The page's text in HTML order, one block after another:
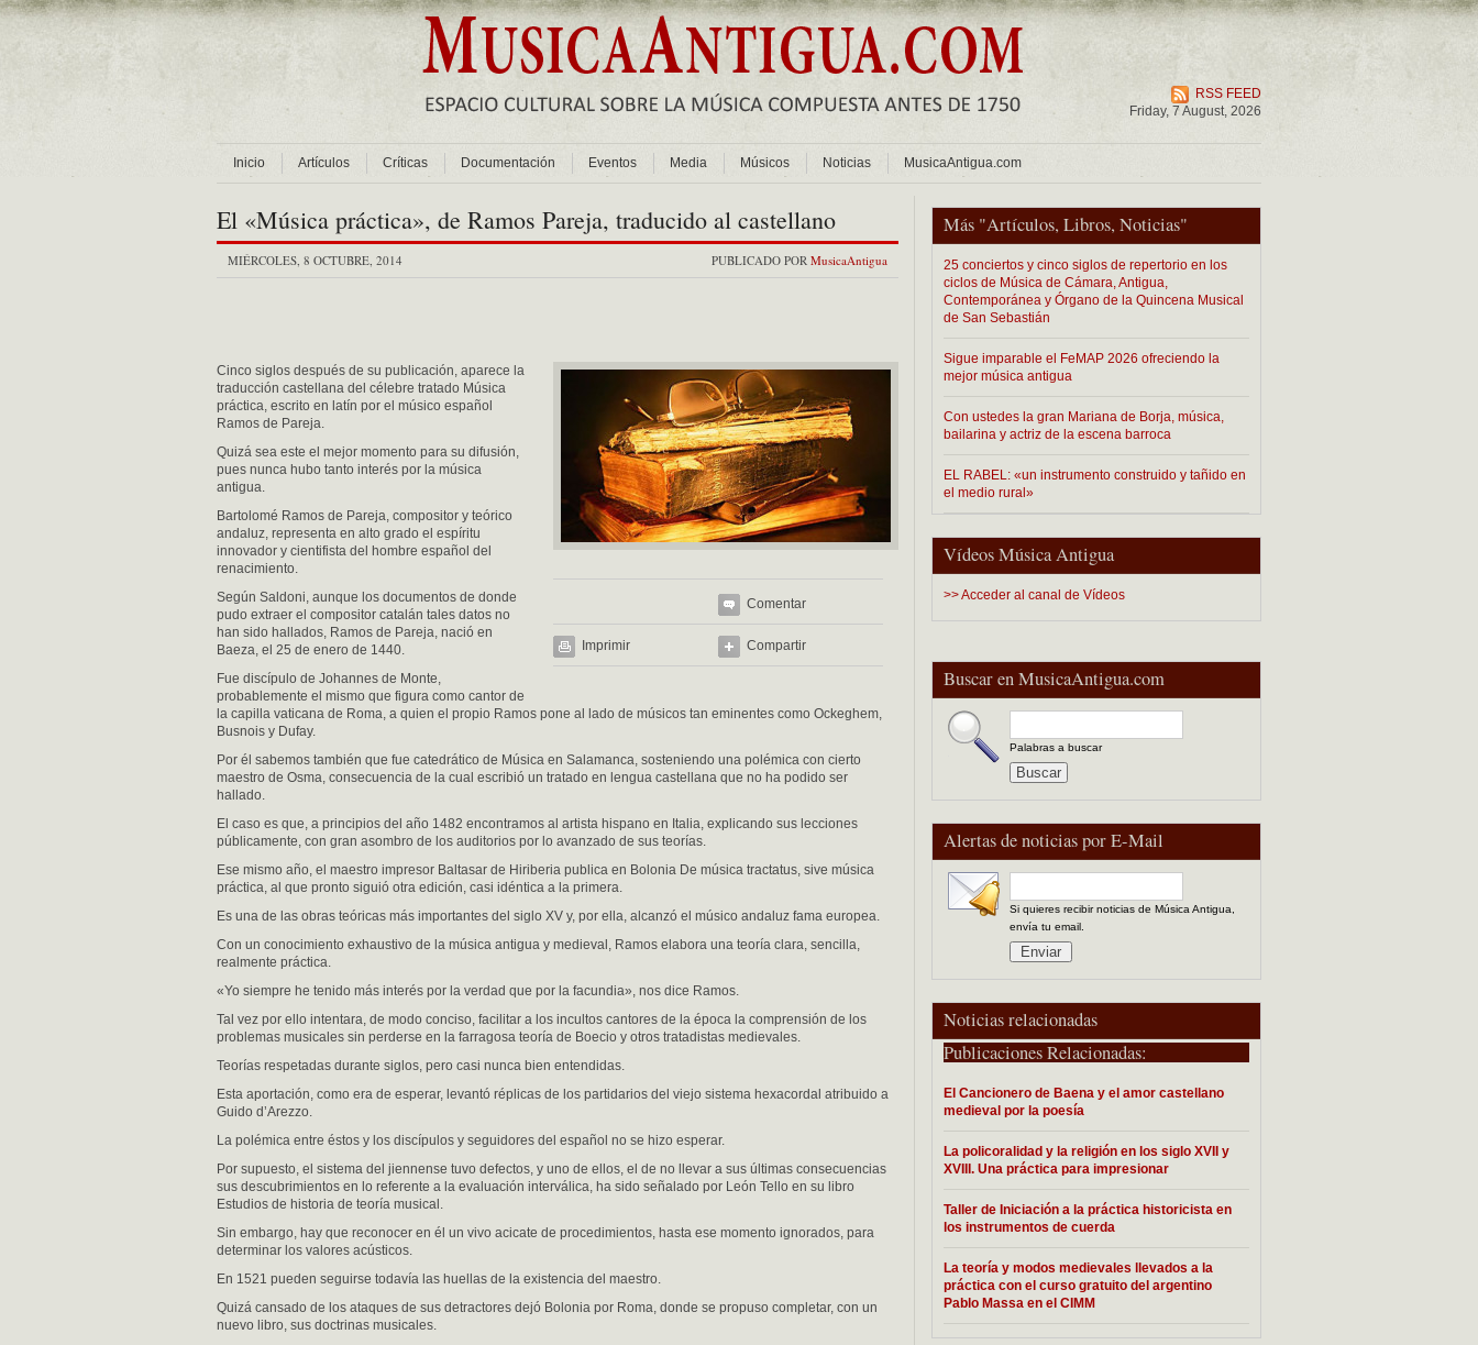
RSS FEED
Friday, 7 August, 2026
Inicio Artículos Críticas Documentación Eventos Media Músicos Noticias MusicaAntigua.com
Más "Artículos, Libros, Noticias"
25 conciertos y cinco siglos de repertorio en los
ciclos de Música de Cámara, Antigua,
Contemporánea y Órgano de la Quincena Musical
de San Sebastián
Sigue imparable el FeMAP 2026 ofreciendo la
mejor música antigua
Con ustedes la gran Mariana de Borja, música,
bailarina y actriz de la escena barroca
EL RABEL: «un instrumento construido y tañido en
el medio rural»
Vídeos Música Antigua
>> Acceder al canal de Vídeos
Buscar en MusicaAntigua.com
Palabras a buscar
Alertas de noticias por E-Mail
Si quieres recibir noticias de Música Antigua,
envía tu email.
Noticias relacionadas
Publicaciones Relacionadas:
El Cancionero de Baena y el amor castellano
medieval por la poesía
La policoralidad y la religión en los siglo XVII y
XVIII. Una práctica para impresionar
Taller de Iniciación a la práctica historicista en
los instrumentos de cuerda
La teoría y modos medievales llevados a la
práctica con el curso gratuito del argentino
Pablo Massa en el CIMM
El «Música práctica», de Ramos Pareja, traducido al castellano
PUBLICADO POR MusicaAntigua
MIÉRCOLES, 8 OCTUBRE, 2014
Comentar
Imprimir Compartir
Cinco siglos después de su publicación, aparece la
traducción castellana del célebre tratado Música
práctica, escrito en latín por el músico español
Ramos de Pareja.
Quizá sea este el mejor momento para su difusión,
pues nunca hubo tanto interés por la música
antigua.
Bartolomé Ramos de Pareja, compositor y teórico
andaluz, representa en alto grado el espíritu
innovador y cientifista del hombre español del
renacimiento.
Según Saldoni, aunque los documentos de donde
pudo extraer el compositor catalán tales datos no
han sido hallados, Ramos de Pareja, nació en
Baeza, el 25 de enero de 1440.
Fue discípulo de Johannes de Monte,
probablemente el mismo que figura como cantor de
la capilla vaticana de Roma, a quien el propio Ramos pone al lado de músicos tan eminentes como Ockeghem,
Busnois y Dufay.
Por él sabemos también que fue catedrático de Música en Salamanca, sosteniendo una polémica con cierto
maestro de Osma, consecuencia de la cual escribió un tratado en lengua castellana que no ha podido ser
hallado.
El caso es que, a principios del año 1482 encontramos al artista hispano en Italia, explicando sus lecciones
públicamente, con gran asombro de los auditorios por lo avanzado de sus teorías.
Ese mismo año, el maestro impresor Baltasar de Hiriberia publica en Bolonia De música tractatus, sive música
práctica, al que pronto siguió otra edición, casi idéntica a la primera.
Es una de las obras teóricas más importantes del siglo XV y, por ella, alcanzó el músico andaluz fama europea.
Con un conocimiento exhaustivo de la música antigua y medieval, Ramos elabora una teoría clara, sencilla,
realmente práctica.
«Yo siempre he tenido más interés por la verdad que por la facundia», nos dice Ramos.
Tal vez por ello intentara, de modo conciso, facilitar a los incultos cantores de la época la comprensión de los
problemas musicales sin perderse en la farragosa teoría de Boecio y otros tratadistas medievales.
Teorías respetadas durante siglos, pero casi nunca bien entendidas.
Esta aportación, como era de esperar, levantó réplicas de los partidarios del viejo sistema hexacordal atribuido a
Guido d’Arezzo.
La polémica entre éstos y los discípulos y seguidores del español no se hizo esperar.
Por supuesto, el sistema del jiennense tuvo defectos, y uno de ellos, el de no llevar a sus últimas consecuencias
sus descubrimientos en lo referente a la evaluación interválica, ha sido señalado por León Tello en su libro
Estudios de historia de teoría musical.
Sin embargo, hay que reconocer en él un vivo acicate de procedimientos, hasta ese momento ignorados, para
determinar los valores acústicos.
En 1521 pueden seguirse todavía las huellas de la existencia del maestro.
Quizá cansado de los ataques de sus detractores dejó Bolonia por Roma, donde se propuso completar, con un
nuevo libro, sus doctrinas musicales.